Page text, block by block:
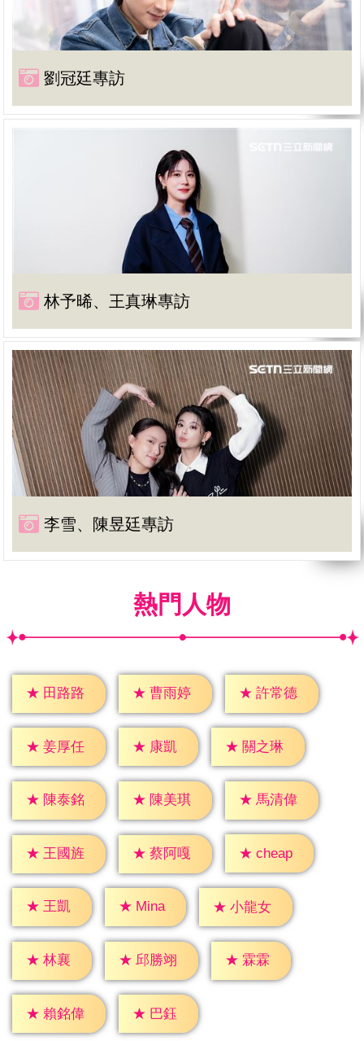
劉冠廷專訪
林予晞、王真琳專訪
李雪、陳昱廷專訪
熱門人物
★ 田路路 ★ 曹雨婷 ★ 許常德
★ 姜厚任 ★ 康凱 ★ 關之琳
★ 陳泰銘 ★ 陳美琪 ★ 馬清偉
★ 王國旌 ★ 蔡阿嘎 ★ cheap
★ 王凱 ★ Mina ★ 小龍女
★ 林襄 ★ 邱勝翊 ★ 霖霖
★ 賴銘偉 ★ 巴鈺